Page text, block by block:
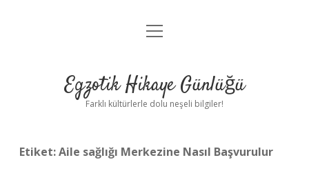
Anasayfa
Yasal Uyarı
menüyü
Egzotik Hikaye Günlüğü
Farklı kültürlerle dolu neşeli bilgiler!
Etiket:Aile sağlığı Merkezine Nasıl Başvurulur